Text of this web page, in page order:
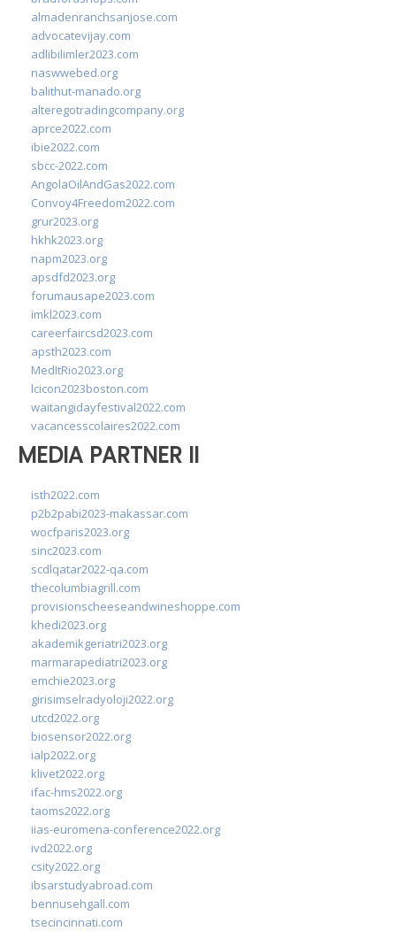
almadenranchsanjose.com
advocatevijay.com
adlibilimler2023.com
naswwebed.org
balithut-manado.org
alteregotradingcompany.org
aprce2022.com
ibie2022.com
sbcc-2022.com
AngolaOilAndGas2022.com
Convoy4Freedom2022.com
grur2023.org
hkhk2023.org
napm2023.org
apsdfd2023.org
forumausape2023.com
imkl2023.com
careerfaircsd2023.com
apsth2023.com
MedItRio2023.org
lcicon2023boston.com
waitangidayfestival2022.com
vacancesscolaires2022.com
MEDIA PARTNER II
isth2022.com
p2b2pabi2023-makassar.com
wocfparis2023.org
sinc2023.com
scdlqatar2022-qa.com
thecolumbiagrill.com
provisionscheeseandwineshoppe.com
khedi2023.org
akademikgeriatri2023.org
marmarapediatri2023.org
emchie2023.org
girisimselradyoloji2022.org
utcd2022.org
biosensor2022.org
ialp2022.org
klivet2022.org
ifac-hms2022.org
taoms2022.org
iias-euromena-conference2022.org
ivd2022.org
csity2022.org
ibsarstudyabroad.com
bennusehgall.com
tsecincinnati.com